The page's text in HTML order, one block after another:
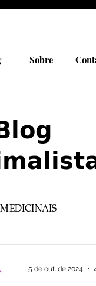
Sobre
5 de out. de 2024